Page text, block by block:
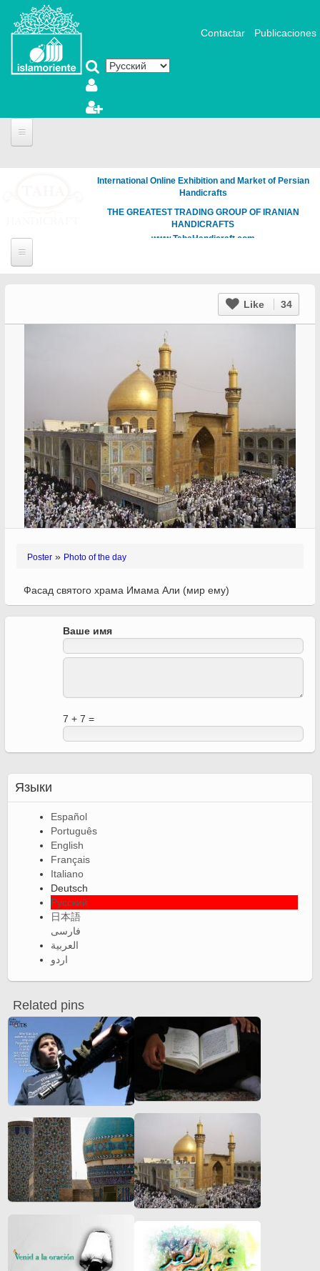
Перейти к основному содержанию
Contactar Publicaciones
Articles
Noticias
Revistas
Súplicas
Dichos y Narraciones
International Online Exhibition and Market of Persian
Handicrafts
THE GREATEST TRADING GROUP OF IRANIAN
HANDICRAFTS
www.TahaHandicraft.com
Like 34
Poster » Photo of the day
Фасад святого храма Имама Али (мир ему)
Ваше имя
7 + 7 =
Языки
Español
Português
English
Français
Italiano
Deutsch
Русский
日本語
فارسی
العربية
اردو
Related pins